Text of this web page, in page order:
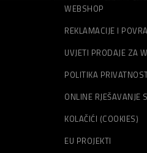
WEBSHOP
REKLAMACIJE I
UVJETI PRODAJE ZA
POLITIKA
ONLINE RJEŠAVANJE
KOLAČIĆI (COOKIES)
EU PROJEKTI